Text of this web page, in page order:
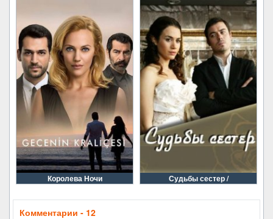
Королева Ночи Судьбы сестер /
Комментарии - 12